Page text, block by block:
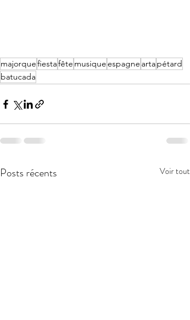
majorquefiestafête musiqueespagne artapétard
batucada
Posts récents Voir tout